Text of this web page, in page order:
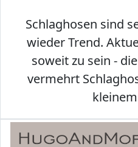
Schlaghosen sind
wieder Trend.
soweit zu sein -
vermehrt